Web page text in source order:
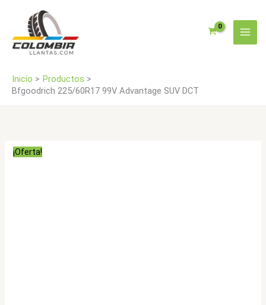
contenido
Inicio
Productos
Bfgoodrich 225/60R17 99V Advantage SUV DCT
¡Oferta!
cantidad